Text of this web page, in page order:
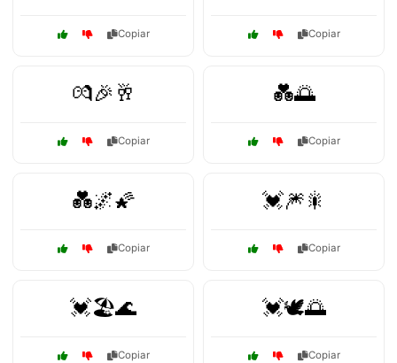
Copiar Copiar
💏🎉🥂
Copiar
💑🌅
Copiar
💑🌌🌠
Copiar
💓🎆🎇
Copiar
💓🏖️🌊
Copiar
💓🕊️🌅
Copiar